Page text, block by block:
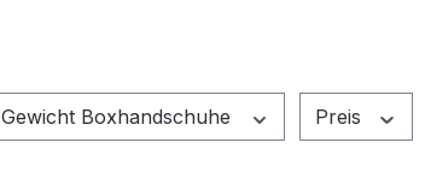
Gewicht Boxhandschuhe Preis